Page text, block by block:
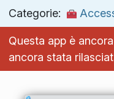
Categorie:
Questa app è
ancora stata